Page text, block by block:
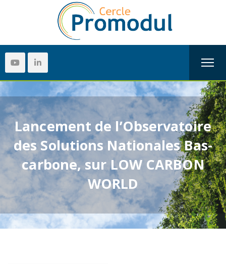
Lancement de l’Observatoire
des Solutions Nationales Bas-
carbone, sur LOW CARBON
WORLD